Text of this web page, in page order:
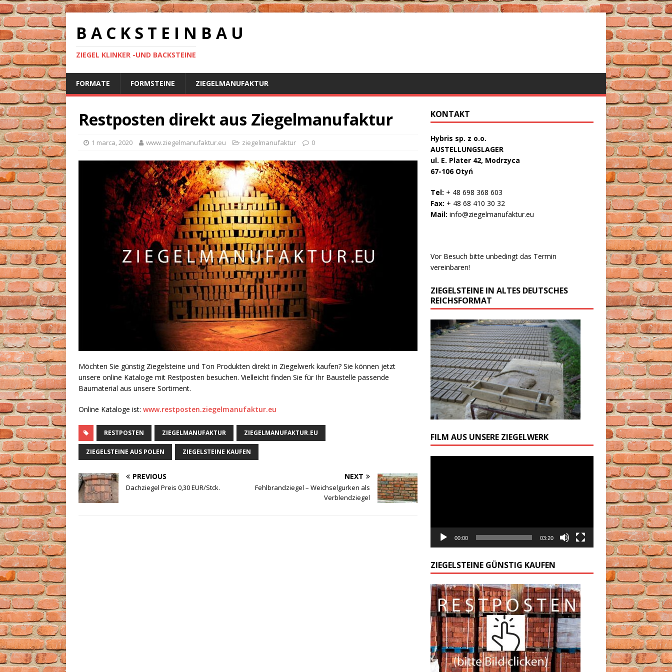
B A C K S T E I N B A U
ZIEGEL KLINKER -UND BACKSTEINE
FORMATE FORMSTEINE ZIEGELMANUFAKTUR
Restposten direkt aus Ziegelmanufaktur
1 marca, 2020 www.ziegelmanufaktur.eu ziegelmanufaktur 0
Möchten Sie günstig Ziegelsteine und Ton Produkten direkt in Ziegelwerk kaufen? Sie können jetzt
unsere online Kataloge mit Restposten besuchen. Vielleicht finden Sie für Ihr Baustelle passende
Baumaterial aus unsere Sortiment.
Online Kataloge ist: www.restposten.ziegelmanufaktur.eu
RESTPOSTEN ZIEGELMANUFAKTUR ZIEGELMANUFAKTUR.EU
ZIEGELSTEINE AUS POLEN ZIEGELSTEINE KAUFEN
PREVIOUS
Dachziegel Preis 0,30 EUR/Stck.
NEXT
Fehlbrandziegel – Weichselgurken als
Verblendziegel
KONTAKT
Hybris sp. z o.o.
AUSTELLUNGSLAGER
ul. E. Plater 42, Modrzyca
67-106 Otyń
Tel: + 48 698 368 603
Fax: + 48 68 410 30 32
Mail: info@ziegelmanufaktur.eu
Vor Besuch bitte unbedingt das Termin
vereinbaren!
ZIEGELSTEINE IN ALTES DEUTSCHES
REICHSFORMAT
FILM AUS UNSERE ZIEGELWERK
00:00 03:20
ZIEGELSTEINE GÜNSTIG KAUFEN